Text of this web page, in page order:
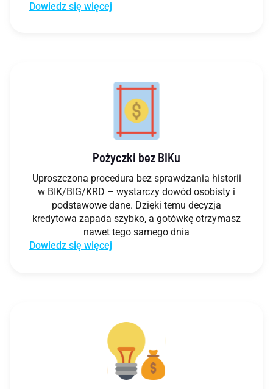
Dowiedz się więcej
Pożyczki bez BIKu
Uproszczona procedura bez sprawdzania historii
w BIK/BIG/KRD – wystarczy dowód osobisty i
podstawowe dane. Dzięki temu decyzja
kredytowa zapada szybko, a gotówkę otrzymasz
nawet tego samego dnia
Dowiedz się więcej